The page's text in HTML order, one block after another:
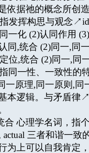
依据祂的概念所创
发挥构思与观念
一化 (2)认同作用
同,统合 (2)同一,同
位,统合 (2)同一,同
同一性、一致性的
一原理,同一原则,
本逻辑。与矛盾律
合 心理学名词，
三者和谐一
为上可以自我肯定